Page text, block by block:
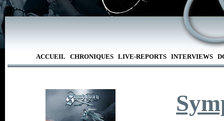
ACCUEIL CHRONIQUES LIVE-REPORTS INTERVIEWS